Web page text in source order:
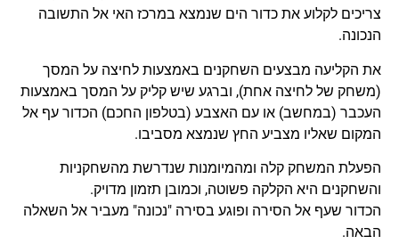
צריכים לקלוע את כדור הים שנמצא במרכז האי אל התשובה
הנכונה.
את הקליעה מבצעים השחקנים באמצעות לחיצה על המסך
(משחק של לחיצה אחת), וברגע שיש קליק על המסך באמצעות
העכבר (במחשב) או עם האצבע (בטלפון החכם) הכדור עף אל
המקום שאליו מצביע החץ שנמצא מסביבו.
הפעלת המשחק קלה ומהמיומנות שנדרשת מהשחקניות
והשחקנים היא הקלקה פשוטה, וכמובן תזמון מדויק.
הכדור שעף אל הסירה ופוגע בסירה "נכונה" מעביר אל השאלה
הבאה.